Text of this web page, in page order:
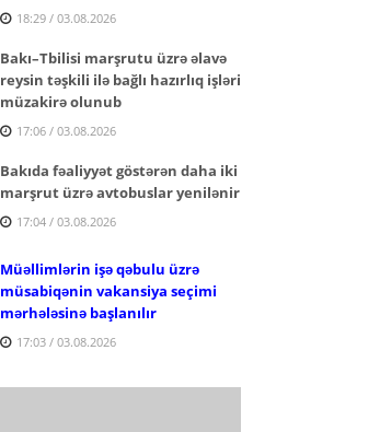
18:29 / 03.08.2026
Bakı–Tbilisi marşrutu üzrə əlavə
reysin təşkili ilə bağlı hazırlıq işləri
müzakirə olunub
17:06 / 03.08.2026
Bakıda fəaliyyət göstərən daha iki
marşrut üzrə avtobuslar yenilənir
17:04 / 03.08.2026
Müəllimlərin işə qəbulu üzrə
müsabiqənin vakansiya seçimi
mərhələsinə başlanılır
17:03 / 03.08.2026